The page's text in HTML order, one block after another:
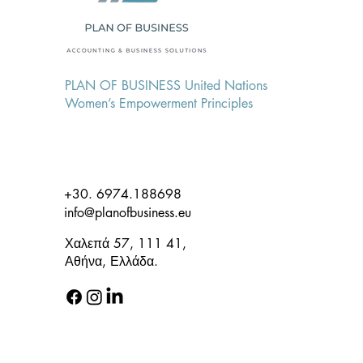
PLAN OF BUSINESS United Nations
Women’s Empowerment Principles
+30. 6974.188698
info@planofbusiness.eu
Χαλεπά 57, 111 41,
Αθήνα, Ελλάδα.